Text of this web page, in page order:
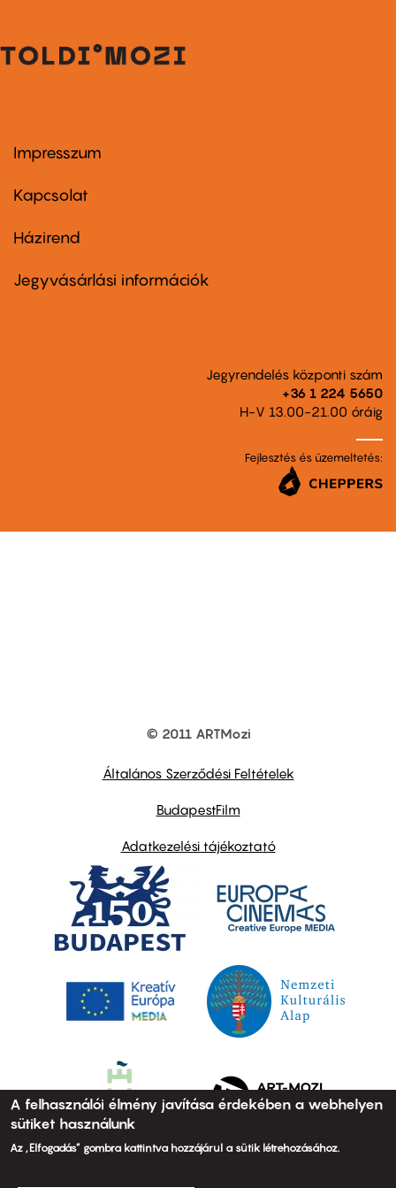
Footer
first
Impresszum
Kapcsolat
Footer
second
Házirend
Jegyvásárlási információk
Jegyrendelés központi szám
+36 1 224 5650
H-V 13.00-21.00 óráig
Fejlesztés és üzemeltetés:
© 2011 ARTMozi
Általános Szerződési Feltételek
BudapestFilm
Adatkezelési tájékoztató
A felhasználói élmény javítása érdekében a webhelyen
sütiket használunk
Az „Elfogadás” gombra kattintva hozzájárul a sütik létrehozásához.